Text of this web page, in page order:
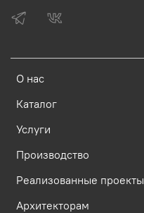
О нас
Каталог
Услуги
Производство
Реализованные проекты
Архитекторам